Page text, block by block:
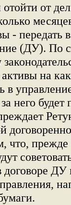
от
- передать
(ДУ). По
на
в
него будет
что,
ДУ